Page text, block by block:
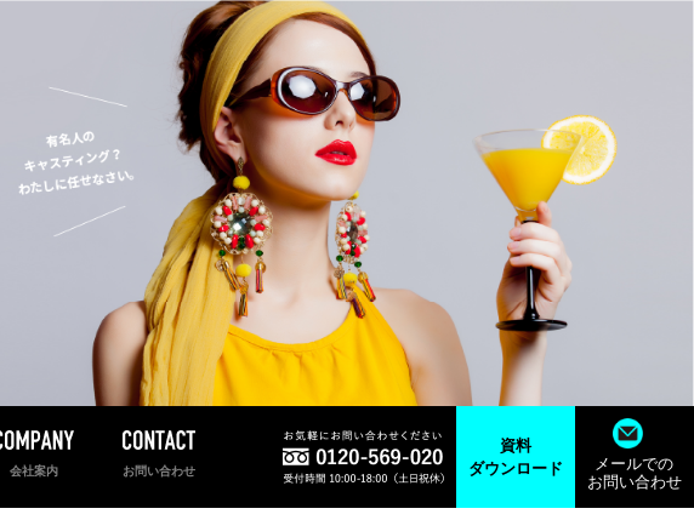
会社案内 お問い合わせ
資料
ダウンロード
メールでの
お問い合わせ